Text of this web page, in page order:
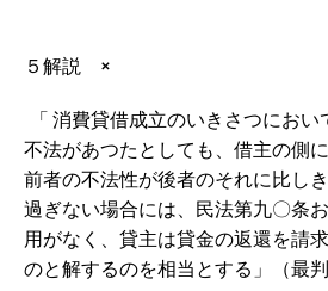
５解説 ×
「 消費貸借成立のいきさつにお
不法があつたとしても、借主の側
前者の不法性が後者のそれに比し
過ぎない場合には、民法第九〇条
用がなく、貸主は貸金の返還を請
のと解するのを相当とする」（最